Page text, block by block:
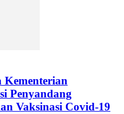
Kementerian
Penyandang
Vaksinasi Covid-19